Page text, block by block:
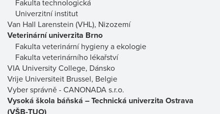
Fakulta technologická
Univerzitní institut
Van Hall Larenstein (VHL), Nizozemí
Veterinární univerzita Brno
Fakulta veterinární hygieny a ekologie
Fakulta veterinárního lékařství
VIA University College, Dánsko
Vrije Universiteit Brussel, Belgie
Vyber správně - CANONADA s.r.o.
Vysoká škola báňská – Technická univerzita Ostrava